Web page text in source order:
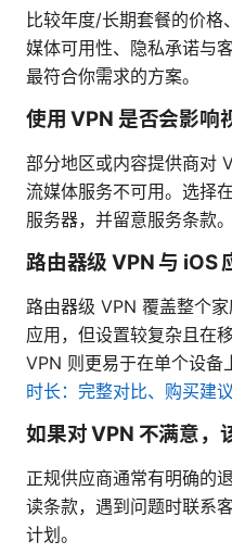
比较年度/长期套餐的价
媒体可用性、隐私承诺与
最符合你需求的方案。
使用 VPN 是否会影响
部分地区或内容提供商对
流媒体服务不可用。选择
服务器，并留意服务条款。
路由器级 VPN 与 iOS
路由器级 VPN 覆盖整个
应用，但设置较复杂且在
VPN 则更易于在单个设备
时长：完整对比、购买建
如果对 VPN 不满意，
正规供应商通常有明确的
读条款，遇到问题时联系
计划。